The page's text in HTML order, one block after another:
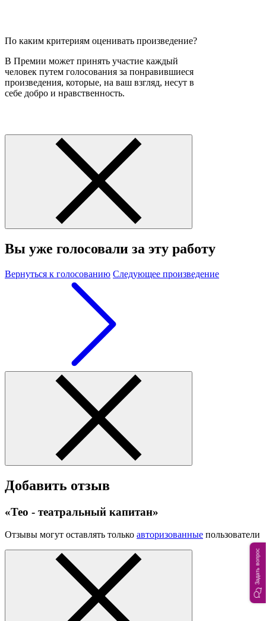
По каким критериям оценивать произведение?
В Премии может принять участие каждый
человек путем голосования за понравившиеся
произведения, которые, на ваш взгляд, несут в
себе добро и нравственность.
Вы уже голосовали за эту работу
Вернуться к голосованию Следующее произведение
Добавить отзыв
«Тео - театральный капитан»
Отзывы могут оставлять только авторизованные пользователи
Задать вопрос